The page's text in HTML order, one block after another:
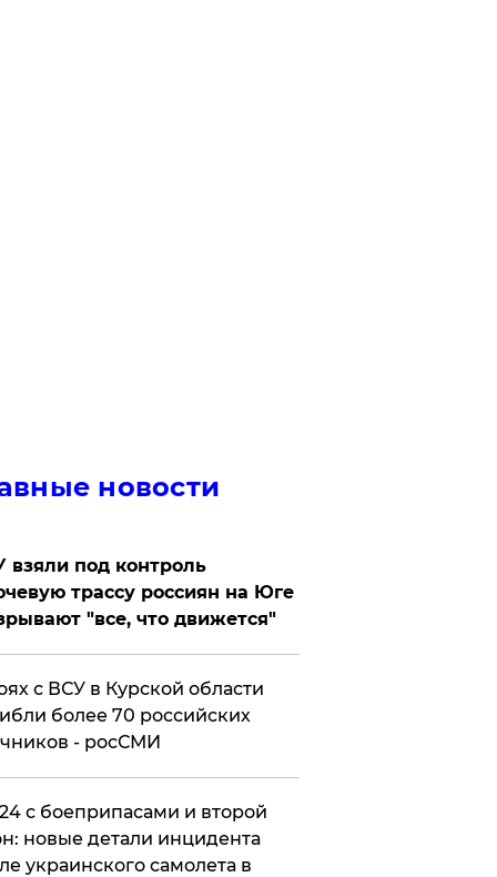
новости
взяли под контроль
трассу россиян на Юге
"все, что движется"
с ВСУ в Курской области
более 70 российских
- росСМИ
с боеприпасами и второй
новые детали инцидента
украинского самолета в